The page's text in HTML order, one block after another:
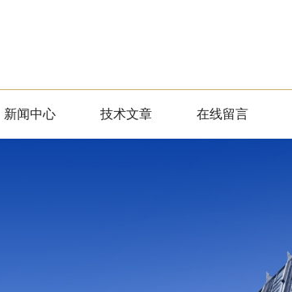
新闻中心 技术文章 在线留言